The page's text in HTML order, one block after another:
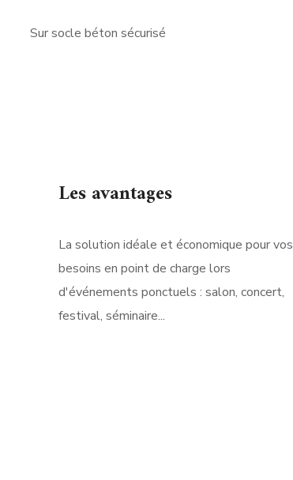
Sur socle béton sécurisé
Les avantages
La solution idéale et économique pour vos
besoins en point de charge lors
d'événements ponctuels : salon, concert,
festival, séminaire...